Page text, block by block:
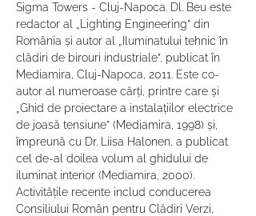
Sigma Towers - Cluj-Napoca. Dl. Beu este
redactor al „Lighting Engineering” din
România și autor al „Iluminatului tehnic în
clădiri de birouri industriale”, publicat în
Mediamira, Cluj-Napoca, 2011. Este co-
autor al numeroase cărți, printre care și
„Ghid de proiectare a instalațiilor electrice
de joasă tensiune” (Mediamira, 1998) și,
împreună cu Dr. Liisa Halonen, a publicat
cel de-al doilea volum al ghidului de
iluminat interior (Mediamira, 2000).
Activitățile recente includ conducerea
Consiliului Român pentru Clădiri Verzi,